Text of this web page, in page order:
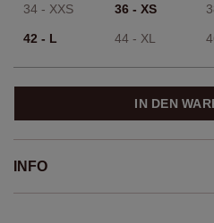
34 - XXS 36 - XS
42 - L 44 - XL
IN DEN
INFO